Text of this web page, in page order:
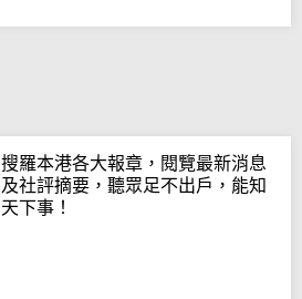
搜羅本港各大報章，閱覽最新消息
及社評摘要，聽眾足不出戶，能知
天下事！